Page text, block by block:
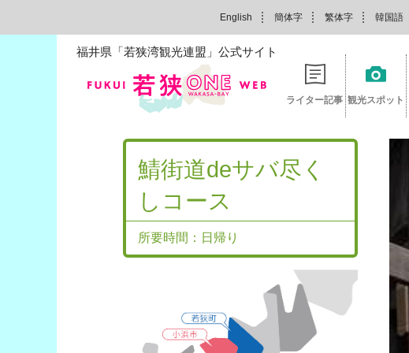
English 簡体字 繁体字 韓国語
福井県「若狭湾観光連盟」公式サイト
ライター記事 観光スポット
鯖街道deサバ尽く
しコース
所要時間：日帰り